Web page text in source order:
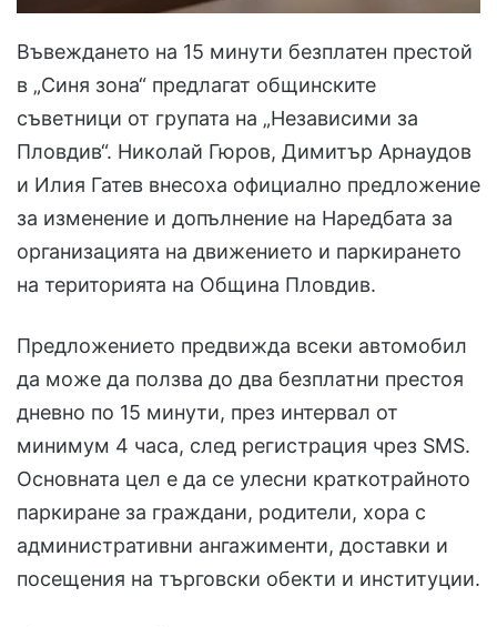
Въвеждането на 15 минути безплатен престой
в „Синя зона“ предлагат общинските
съветници от групата на „Независими за
Пловдив“. Николай Гюров, Димитър Арнаудов
и Илия Гатев внесоха официално предложение
за изменение и допълнение на Наредбата за
организацията на движението и паркирането
на територията на Община Пловдив.
Предложението предвижда всеки автомобил
да може да ползва до два безплатни престоя
дневно по 15 минути, през интервал от
минимум 4 часа, след регистрация чрез SMS.
Основната цел е да се улесни краткотрайното
паркиране за граждани, родители, хора с
административни ангажименти, доставки и
посещения на търговски обекти и институции.